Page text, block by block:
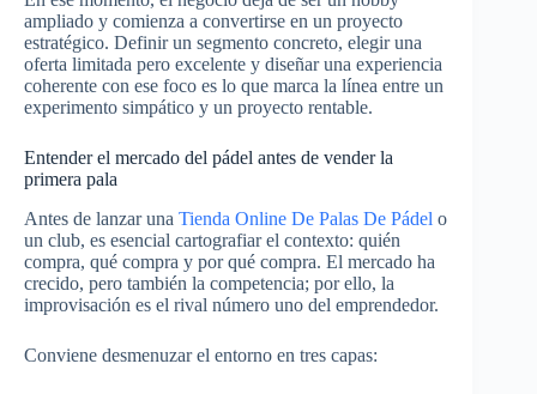
ampliado y comienza a convertirse en un proyecto
estratégico. Definir un segmento concreto, elegir una
oferta limitada pero excelente y diseñar una experiencia
coherente con ese foco es lo que marca la línea entre un
experimento simpático y un proyecto rentable.​
Entender el mercado del pádel antes de vender la
primera pala
Antes de lanzar una Tienda Online De Palas De Pádel o
un club, es esencial cartografiar el contexto: quién
compra, qué compra y por qué compra. El mercado ha
crecido, pero también la competencia; por ello, la
improvisación es el rival número uno del emprendedor.​
Conviene desmenuzar el entorno en tres capas: